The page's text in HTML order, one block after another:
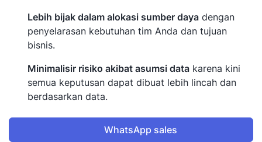
Lebih bijak dalam alokasi sumber daya dengan
penyelarasan kebutuhan tim Anda dan tujuan
bisnis.
Minimalisir risiko akibat asumsi data karena kini
semua keputusan dapat dibuat lebih lincah dan
berdasarkan data.
WhatsApp sales